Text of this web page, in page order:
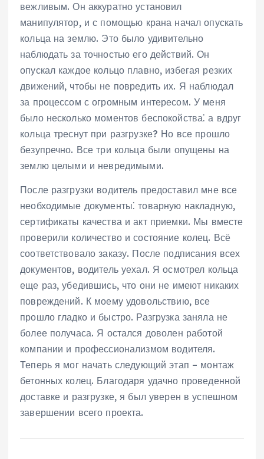
вежливым. Он аккуратно установил
манипулятор‚ и с помощью крана начал опускать
кольца на землю. Это было удивительно
наблюдать за точностью его действий. Он
опускал каждое кольцо плавно‚ избегая резких
движений‚ чтобы не повредить их. Я наблюдал
за процессом с огромным интересом. У меня
было несколько моментов беспокойства⁚ а вдруг
кольца треснут при разгрузке? Но все прошло
безупречно. Все три кольца были опущены на
землю целыми и невредимыми.
После разгрузки водитель предоставил мне все
необходимые документы⁚ товарную накладную‚
сертификаты качества и акт приемки. Мы вместе
проверили количество и состояние колец. Всё
соответствовало заказу. После подписания всех
документов‚ водитель уехал. Я осмотрел кольца
еще раз‚ убедившись‚ что они не имеют никаких
повреждений. К моему удовольствию‚ все
прошло гладко и быстро. Разгрузка заняла не
более получаса. Я остался доволен работой
компании и профессионализмом водителя.
Теперь я мог начать следующий этап – монтаж
бетонных колец. Благодаря удачно проведенной
доставке и разгрузке‚ я был уверен в успешном
завершении всего проекта.